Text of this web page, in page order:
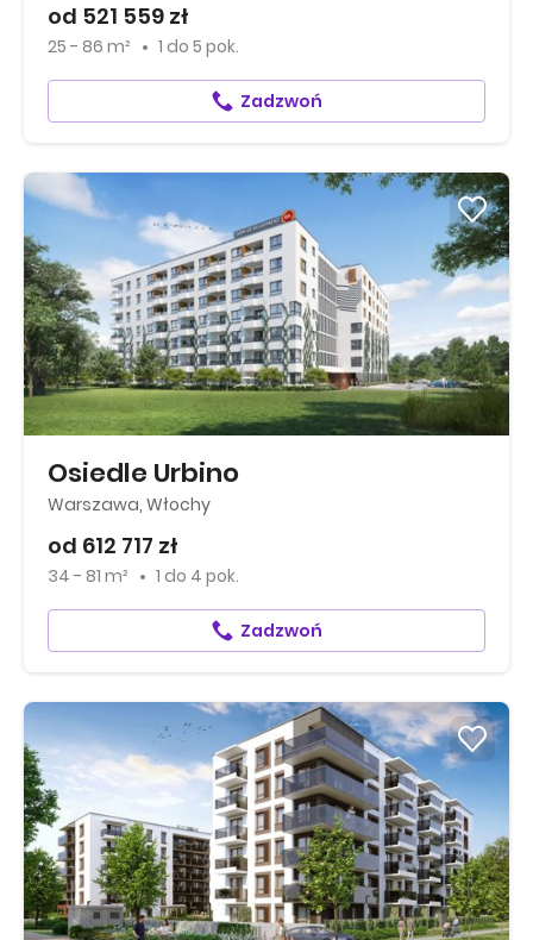
od 521 559 zł
25 - 86 m² 1 do 5 pok.
Zadzwoń
Osiedle Urbino
Warszawa, Włochy
od 612 717 zł
34 - 81 m² 1 do 4 pok.
Zadzwoń